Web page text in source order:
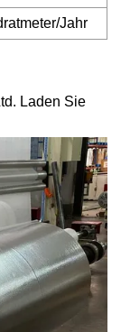
Jahr
Laden Sie